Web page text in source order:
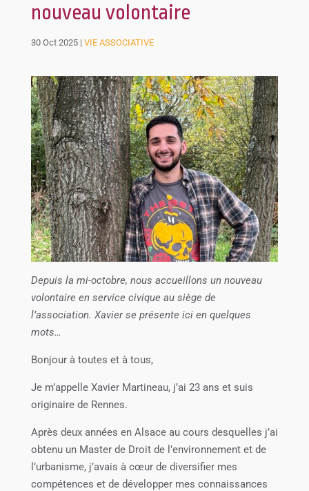
nouveau volontaire
30 Oct 2025| VIE ASSOCIATIVE
Depuis la mi-octobre, nous accueillons un nouveau
volontaire en service civique au siège de
l’association. Xavier se présente ici en quelques
mots…
Bonjour à toutes et à tous,
Je m’appelle Xavier Martineau, j’ai 23 ans et suis
originaire de Rennes.
Après deux années en Alsace au cours desquelles j’ai
obtenu un Master de Droit de l’environnement et de
l’urbanisme, j’avais à cœur de diversifier mes
compétences et de développer mes connaissances